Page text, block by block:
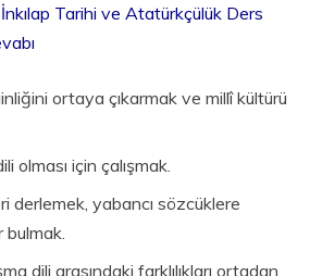
İnkılap Tarihi ve Atatürkçülük Ders
ortaya çıkarmak ve millî kültürü
olması için çalışmak.
derlemek, yabancı sözcüklere
bulmak.
dili arasındaki farklılıkları ortadan